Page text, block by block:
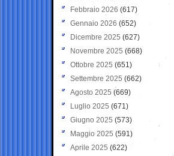
Febbraio 2026 (617)
Gennaio 2026 (652)
Dicembre 2025 (627)
Novembre 2025 (668)
Ottobre 2025 (651)
Settembre 2025 (662)
Agosto 2025 (669)
Luglio 2025 (671)
Giugno 2025 (573)
Maggio 2025 (591)
Aprile 2025 (622)